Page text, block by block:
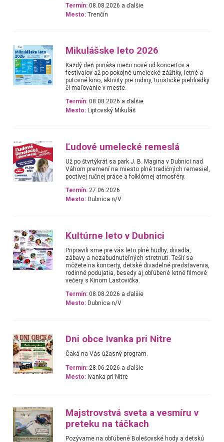
Termín: 08.08.2026 a ďalšie
Mesto: Trenčín
Mikulášske leto 2026
Každý deň prináša niečo nové od koncertov a
festivalov až po pokojné umelecké zážitky, letné a
putovné kino, aktivity pre rodiny, turistické prehliadky
či maľovanie v meste.
Termín: 08.08.2026 a ďalšie
Mesto: Liptovský Mikuláš
Ľudové umelecké remeslá
Už po štvrtýkrát sa park J. B. Magina v Dubnici nad
Váhom premení na miesto plné tradičných remesiel,
poctivej ručnej práce a folklórnej atmosféry.
Termín: 27.06.2026
Mesto: Dubnica n/V
Kultúrne leto v Dubnici
Pripravili sme pre vás leto plné hudby, divadla,
zábavy a nezabudnuteľných stretnutí. Tešiť sa
môžete na koncerty, detské divadelné predstavenia,
rodinné podujatia, besedy aj obľúbené letné filmové
večery s Kinom Lastovička.
Termín: 08.08.2026 a ďalšie
Mesto: Dubnica n/V
Dni obce Ivanka pri Nitre
Čaká na Vás úžasný program.
Termín: 28.06.2026 a ďalšie
Mesto: Ivanka pri Nitre
Majstrovstvá sveta a vesmíru v
preteku na táčkach
Pozývame na obľúbené Bolešovské hody a detskú